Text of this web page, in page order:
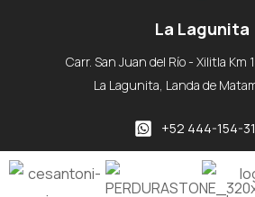
La Lagunita
Carr. San Juan del Río - Xilitla Km
La Lagunita, Landa de
+52 444-154-